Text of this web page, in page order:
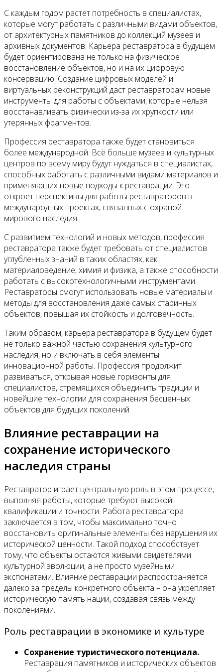
С каждым годом растет потребность в специалистах,
которые могут работать с различными видами объектов,
от архитектурных памятников до коллекций музеев и
архивных документов. Карьера реставратора в будущем
будет ориентирована не только на физическое
восстановление объектов, но и на их цифровую
консервацию. Создание цифровых моделей и
виртуальных реконструкций даст реставраторам новые
инструменты для работы с объектами, которые нельзя
восстанавливать физически из-за их хрупкости или
утерянных фрагментов.
Профессия реставратора также будет становиться
более международной. Всё больше музеев и культурных
центров по всему миру будут нуждаться в специалистах,
способных работать с различными видами материалов и
применяющих новые подходы к реставрации. Это
откроет перспективы для работы реставраторов в
международных проектах, связанных с охраной
мирового наследия.
С развитием технологий и новых методов, профессия
реставратора также будет требовать от специалистов
углубленных знаний в таких областях, как
материаловедение, химия и физика, а также способности
работать с высокотехнологичными инструментами.
Реставраторы смогут использовать новые материалы и
методы для восстановления даже самых старинных
объектов, повышая их стойкость и долговечность.
Таким образом, карьера реставратора в будущем будет
не только важной частью сохранения культурного
наследия, но и включать в себя элементы
инновационной работы. Профессия продолжит
развиваться, открывая новые горизонты для
специалистов, стремящихся объединить традиции и
новейшие технологии для сохранения бесценных
объектов для будущих поколений.
Влияние реставрации на
сохранение исторического
наследия страны
Реставратор играет центральную роль в этом процессе,
выполняя работы, которые требуют высокой
квалификации и точности. Работа реставратора
заключается в том, чтобы максимально точно
восстановить оригинальные элементы без нарушения их
исторической ценности. Такой подход способствует
тому, что объекты остаются живыми свидетелями
культурной эволюции, а не просто музейными
экспонатами. Влияние реставрации распространяется
далеко за пределы конкретного объекта – она укрепляет
историческую память нации, создавая связь между
поколениями.
Роль реставрации в экономике и культуре
Сохранение туристического потенциала.
Реставрация памятников и исторических объектов